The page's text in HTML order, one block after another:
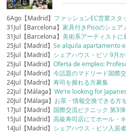
6Ago【Madrid】 ファッションEC営業スタ
31Jul【Barcelona】家具付きPisoのシェア
31Jul【Barcelona】美術系アーティスト
25Jul【Madrid】Se alquila apartamento
25Jul【Madrid】 シェアハウス・ピソ 9月
25Jul【Madrid】Oferta de empleo:
24Jul【Madrid】今話題のマドリード国際
24Jul【Madrid】寿司を握れる方募集
22Jul【Málaga】We’re looking for
20Jul【Málaga】 お茶・情報交換できる方
17Jul【Madrid】 国際交流ピクニック 第3
15Jul【Madrid】高級寿司店にてホール・
14Jul【Madrid】 シェアハウス・ピソ入居